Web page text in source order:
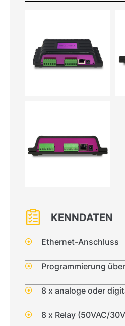
KENNDATEN
Ethernet-Anschluss
Programmierung
8 x analoge oder
8 x Relay (50VAC/